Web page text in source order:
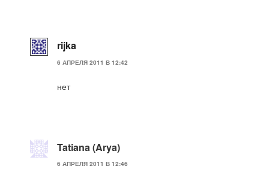
rijka
6 АПРЕЛЯ 2011 В 12:42
нет
Tatiana (Arya)
6 АПРЕЛЯ 2011 В 12:46